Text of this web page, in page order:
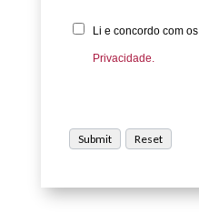
Li e concordo com os
Privacidade.